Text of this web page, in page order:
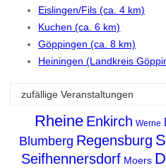
Eislingen/Fils (ca. 4 km)
Kuchen (ca. 6 km)
Göppingen (ca. 8 km)
Heiningen (Landkreis
zufällige Veranstaltungen
Rheine Enkirch Werne
Blumberg Regensburg
Seifhennersdorf Moers